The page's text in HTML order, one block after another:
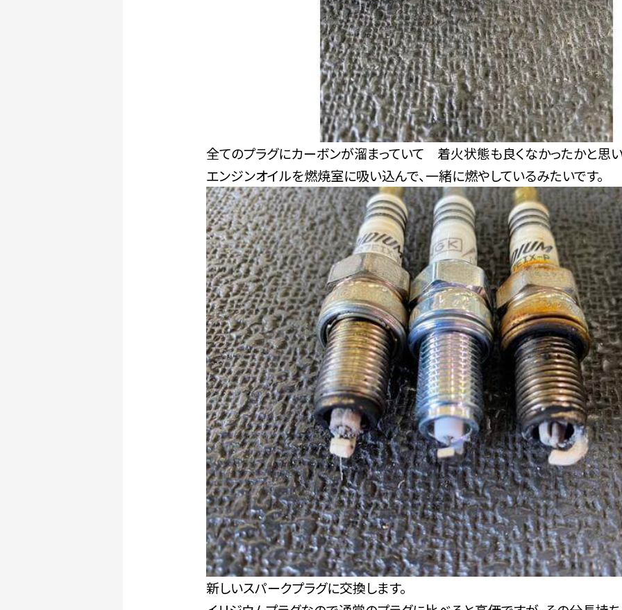
全てのプラグにカーボンが溜まっていて 着火状態も良くなかったかと思い
エンジンオイルを燃焼室に吸い込んで、一緒に燃やしているみたいです。
新しいスパークプラグに交換します。